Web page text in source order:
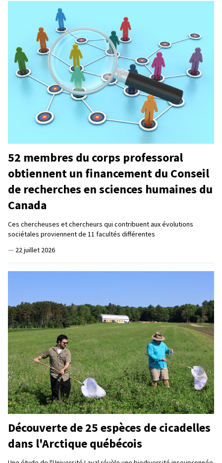
52 membres du corps professoral
obtiennent un financement du Conseil
de recherches en sciences humaines du
Canada
Ces chercheuses et chercheurs qui contribuent aux évolutions
sociétales proviennent de 11 facultés différentes
— 22 juillet 2026
Découverte de 25 espèces de cicadelles
dans l'Arctique québécois